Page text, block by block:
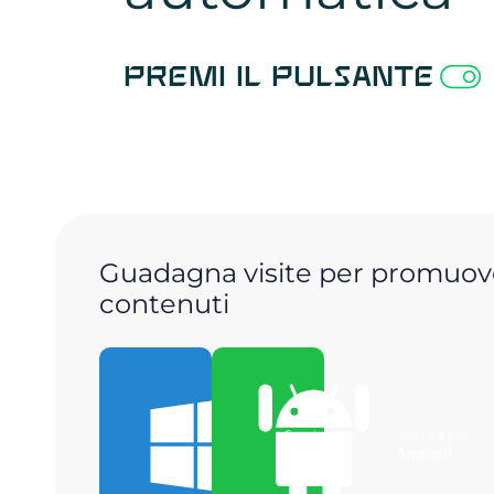
Premi il pulsante
Guadagna visite per
contenuti
Scarica per